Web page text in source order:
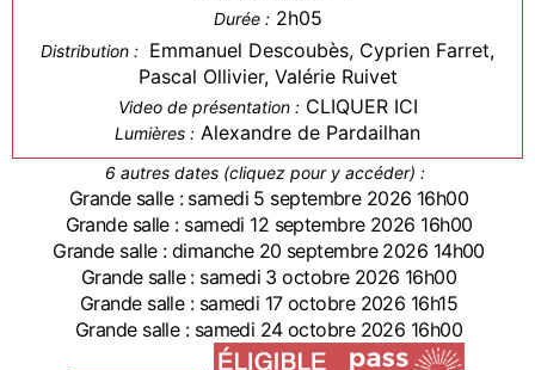
Durée : 2h05
Distribution : Emmanuel Descoubès, Cyprien Farret,
Pascal Ollivier, Valérie Ruivet
Video de présentation : CLIQUER ICI
Lumières : Alexandre de Pardailhan
6 autres dates (cliquez pour y accéder) :
Grande salle : samedi 5 septembre 2026 16h00
Grande salle : samedi 12 septembre 2026 16h00
Grande salle : dimanche 20 septembre 2026 14h00
Grande salle : samedi 3 octobre 2026 16h00
Grande salle : samedi 17 octobre 2026 16h15
Grande salle : samedi 24 octobre 2026 16h00